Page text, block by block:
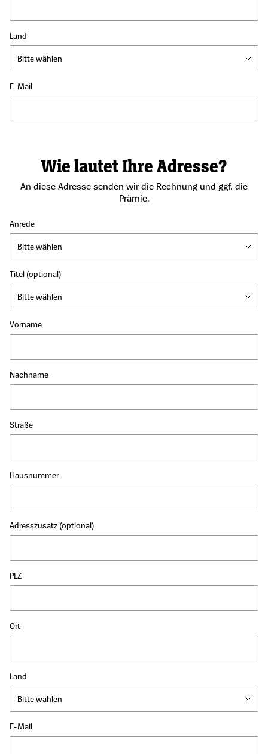
Land
E-Mail
Wie lautet Ihre Adresse?
An diese Adresse senden wir die Rechnung und ggf. die
Prämie.
Anrede
Titel (optional)
Vorname
Nachname
Straße
Hausnummer
Adresszusatz (optional)
PLZ
Ort
Land
E-Mail